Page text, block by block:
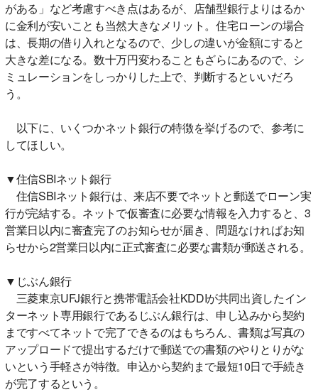
がある」など考慮すべき点はあるが、店舗型銀行よりはるか
に金利が安いことも当然大きなメリット。住宅ローンの場合
は、長期の借り入れとなるので、少しの違いが金額にすると
大きな差になる。数十万円変わることもざらにあるので、シ
ミュレーションをしっかりした上で、判断するといいだろ
う。
以下に、いくつかネット銀行の特徴を挙げるので、参考に
してほしい。
▼住信SBIネット銀行
住信SBIネット銀行は、来店不要でネットと郵送でローン実
行が完結する。ネットで仮審査に必要な情報を入力すると、3
営業日以内に審査完了のお知らせが届き、問題なければお知
らせから2営業日以内に正式審査に必要な書類が郵送される。
▼じぶん銀行
三菱東京UFJ銀行と携帯電話会社KDDIが共同出資したイン
ターネット専用銀行であるじぶん銀行は、申し込みから契約
まですべてネットで完了できるのはもちろん、書類は写真の
アップロードで提出するだけで郵送での書類のやりとりがな
いという手軽さが特徴。申込から契約まで最短10日で手続き
が完了するという。